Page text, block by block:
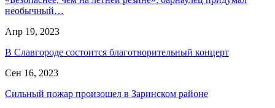
необычный…
Апр 19, 2023
В Славгороде состоится благотворительный концерт
Сен 16, 2023
Сильный пожар произошел в Заринском районе